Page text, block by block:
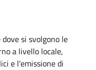
si svolgono le
a livello locale,
e l'emissione di